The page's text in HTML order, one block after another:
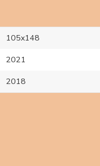
105x148
2021
2018